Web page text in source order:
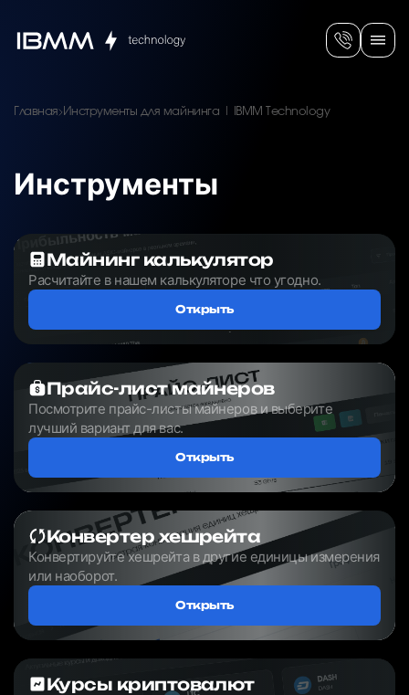
Главная Инструменты для майнинга | IBMM Technology
Инструменты
Майнинг калькулятор
Расчитайте в нашем калькуляторе что угодно.
Открыть
Прайс-лист майнеров
Посмотрите прайс-листы майнеров и выберите
лучший вариант для вас.
Открыть
Конвертер хешрейта
Конвертируйте хешрейта в другие единицы измерения
или наоборот.
Открыть
Курсы криптовалют